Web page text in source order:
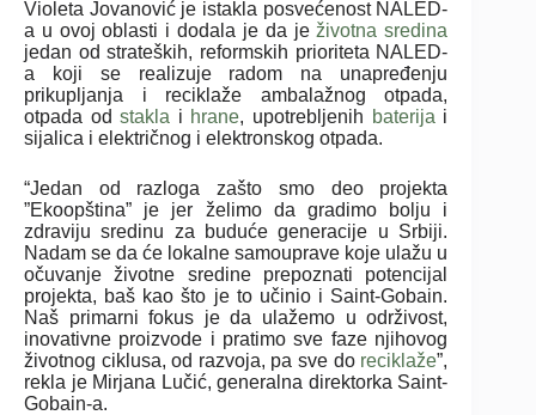
Violeta Jovanović je istakla posvećenost NALED-
a u ovoj oblasti i dodala je da je životna sredina
jedan od strateških, reformskih prioriteta NALED-
a koji se realizuje radom na unapređenju
prikupljanja i reciklaže ambalažnog otpada,
otpada odstakla i hrane, upotrebljenih baterija i
sijalica i električnog i elektronskog otpada.
“Jedan od razloga zašto smo deo projekta
”Ekoopština” je jer želimo da gradimo bolju i
zdraviju sredinu za buduće generacije u Srbiji.
Nadam se da će lokalne samouprave koje ulažu u
očuvanje životne sredine prepoznati potencijal
projekta, baš kao što je to učinio i Saint-Gobain.
Naš primarni fokus je da ulažemo u održivost,
inovativne proizvode i pratimo sve faze njihovog
životnog ciklusa, od razvoja, pa sve do reciklaže”,
rekla je Mirjana Lučić, generalna direktorka Saint-
Gobain-a.